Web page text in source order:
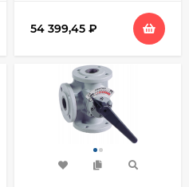
54 399,45 ₽